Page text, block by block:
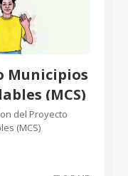
Municipios
(MCS)
del Proyecto
(MCS)